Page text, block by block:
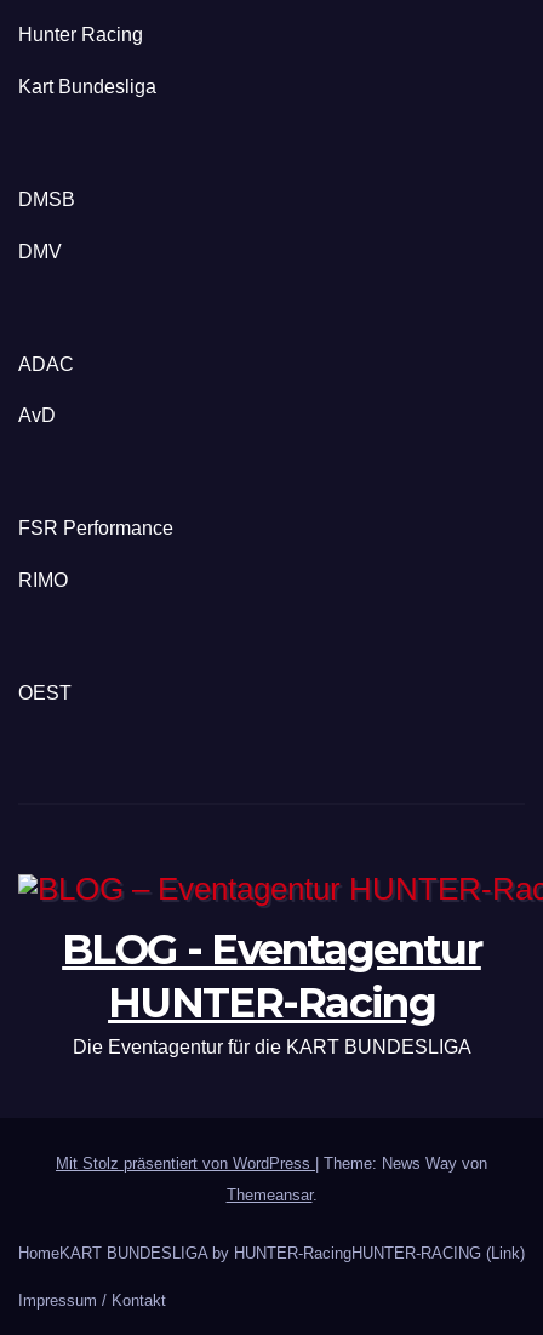
Hunter Racing
Kart Bundesliga
DMSB
DMV
ADAC
AvD
FSR Performance
RIMO
OEST
BLOG - Eventagentur
HUNTER-Racing
Die Eventagentur für die KART BUNDESLIGA
Mit Stolz präsentiert von WordPress | Theme: News Way von
Themeansar.
HomeKART BUNDESLIGA by HUNTER-RacingHUNTER-RACING (Link)
Impressum / Kontakt